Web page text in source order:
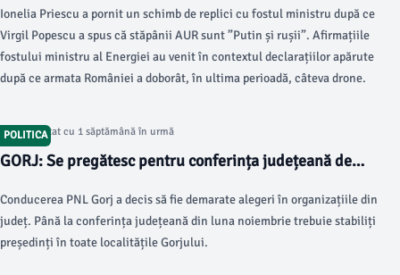
plictisitor”
Ionelia Priescu a pornit un schimb de replici cu fostul ministru după ce
Virgil Popescu a spus că stăpânii AUR sunt ”Putin și rușii”. Afirmațiile
fostului ministru al Energiei au venit în contextul declarațiilor apărute
după ce armata României a doborât, în ultima perioadă, câteva drone.
POLITICA
Articol postat cu 1 săptămână în urmă
GORJ: Se pregătesc pentru conferința județeană de
Conducerea PNL Gorj a decis să fie demarate alegeri în organizațiile din
județ. Până la conferința județeană din luna noiembrie trebuie stabiliți
președinți în toate localitățile Gorjului.